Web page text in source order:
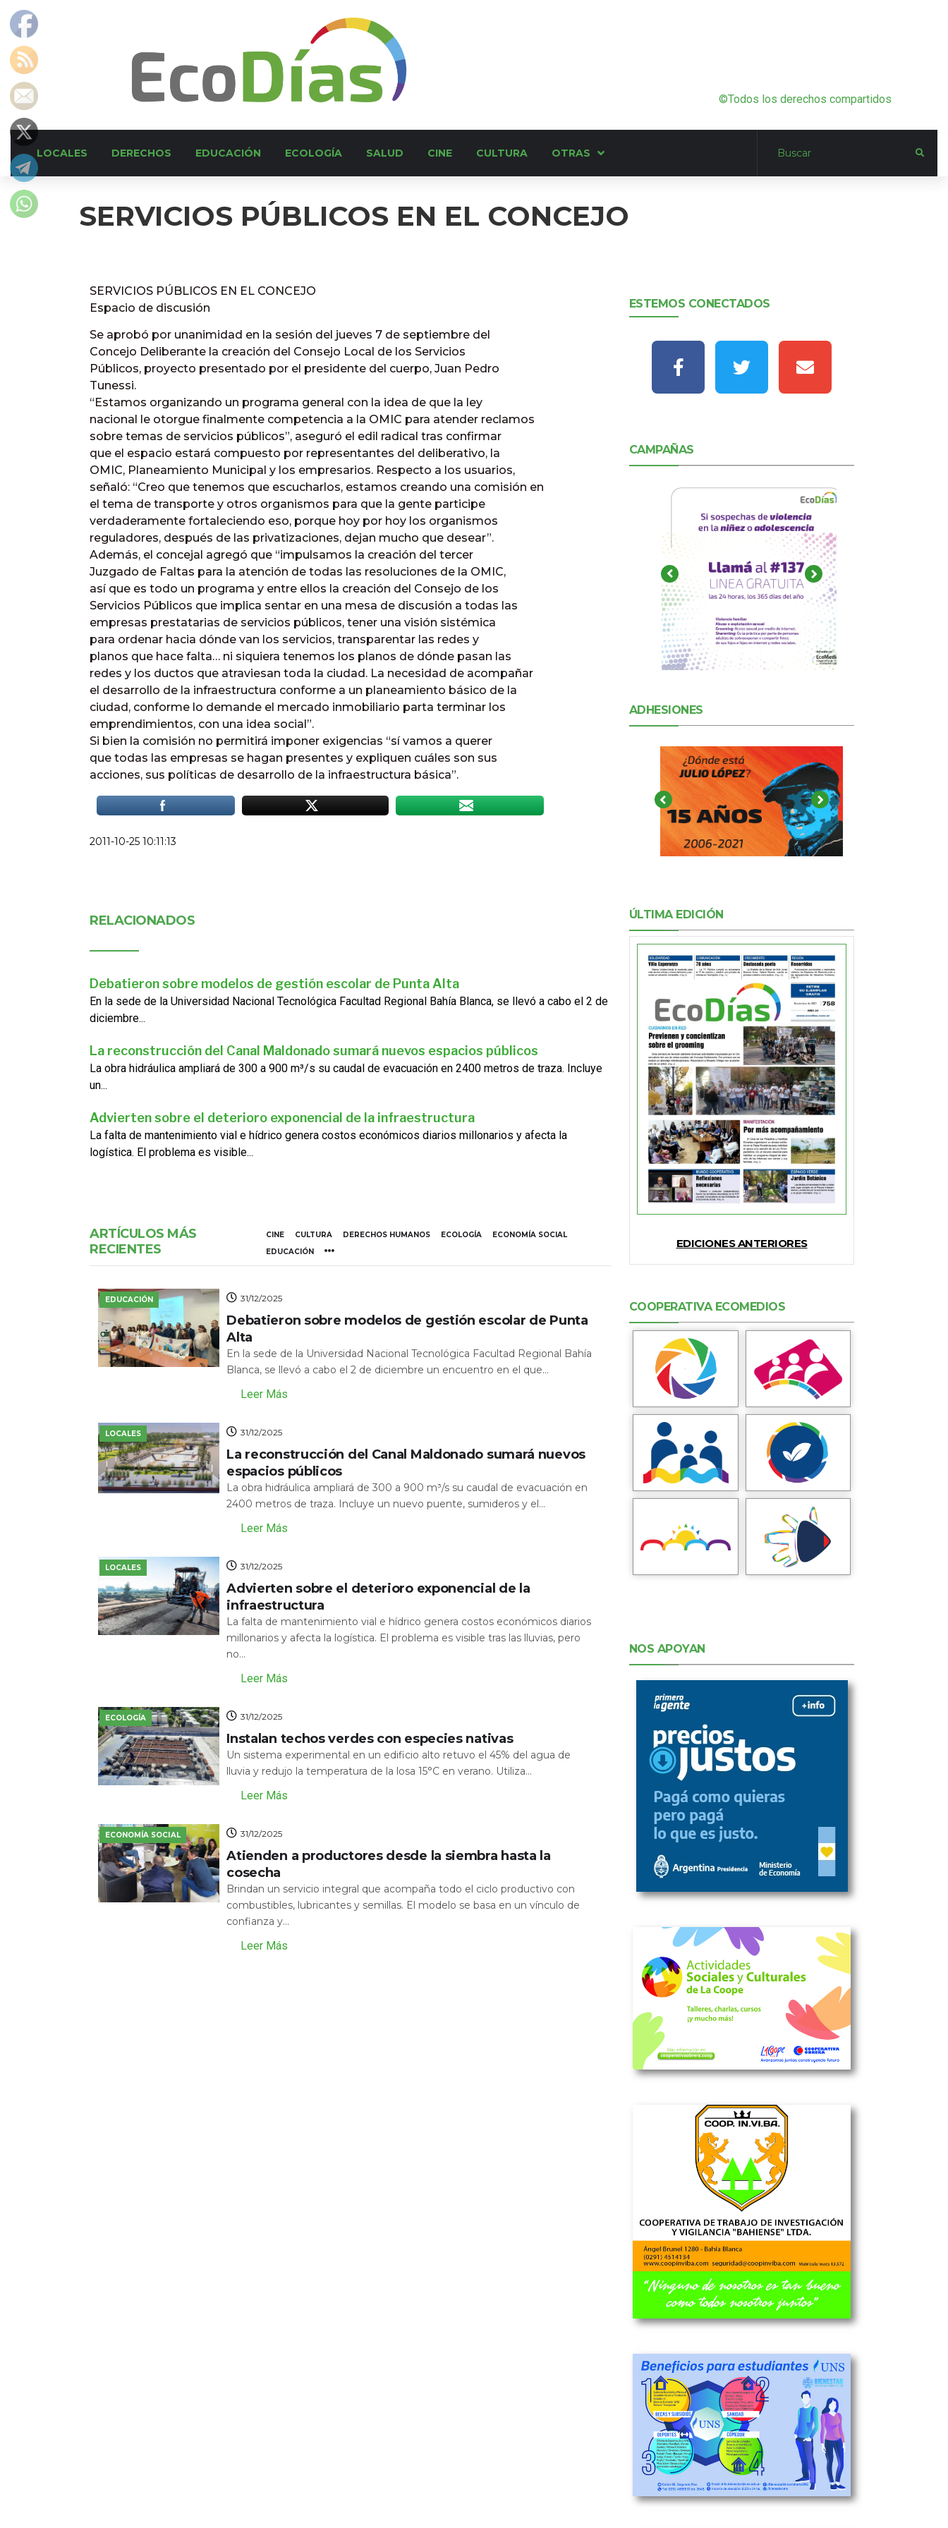
©Todos los derechos compartidos
LOCALES DERECHOS EDUCACIÓN ECOLOGÍA SALUD CINE CULTURA OTRAS
SERVICIOS PÚBLICOS EN EL CONCEJO
SERVICIOS PÚBLICOS EN EL CONCEJO
Espacio de discusión
Se aprobó por unanimidad en la sesión del jueves 7 de septiembre del
Concejo Deliberante la creación del Consejo Local de los Servicios
Públicos, proyecto presentado por el presidente del cuerpo, Juan Pedro
Tunessi.
“Estamos organizando un programa general con la idea de que la ley
nacional le otorgue finalmente competencia a la OMIC para atender reclamos
sobre temas de servicios públicos”, aseguró el edil radical tras confirmar
que el espacio estará compuesto por representantes del deliberativo, la
OMIC, Planeamiento Municipal y los empresarios. Respecto a los usuarios,
señaló: “Creo que tenemos que escucharlos, estamos creando una comisión en
el tema de transporte y otros organismos para que la gente participe
verdaderamente fortaleciendo eso, porque hoy por hoy los organismos
reguladores, después de las privatizaciones, dejan mucho que desear”.
Además, el concejal agregó que “impulsamos la creación del tercer
Juzgado de Faltas para la atención de todas las resoluciones de la OMIC,
así que es todo un programa y entre ellos la creación del Consejo de los
Servicios Públicos que implica sentar en una mesa de discusión a todas las
empresas prestatarias de servicios públicos, tener una visión sistémica
para ordenar hacia dónde van los servicios, transparentar las redes y
planos que hace falta… ni siquiera tenemos los planos de dónde pasan las
redes y los ductos que atraviesan toda la ciudad. La necesidad de acompañar
el desarrollo de la infraestructura conforme a un planeamiento básico de la
ciudad, conforme lo demande el mercado inmobiliario parta terminar los
emprendimientos, con una idea social”.
Si bien la comisión no permitirá imponer exigencias “sí vamos a querer
que todas las empresas se hagan presentes y expliquen cuáles son sus
acciones, sus políticas de desarrollo de la infraestructura básica”.
2011-10-25 10:11:13
RELACIONADOS
Debatieron sobre modelos de gestión escolar de Punta Alta
En la sede de la Universidad Nacional Tecnológica Facultad Regional Bahía Blanca, se llevó a cabo el 2 de
diciembre...
La reconstrucción del Canal Maldonado sumará nuevos espacios públicos
La obra hidráulica ampliará de 300 a 900 m³/s su caudal de evacuación en 2400 metros de traza. Incluye
un...
Advierten sobre el deterioro exponencial de la infraestructura
La falta de mantenimiento vial e hídrico genera costos económicos diarios millonarios y afecta la
logística. El problema es visible...
ARTÍCULOS MÁS
RECIENTES
CINE CULTURA DERECHOS HUMANOS ECOLOGÍA
ECONOMÍA SOCIAL
EDUCACIÓN
EDUCACIÓN 31/12/2025
Debatieron sobre modelos de gestión escolar de Punta
Alta
En la sede de la Universidad Nacional Tecnológica Facultad Regional Bahía
Blanca, se llevó a cabo el 2 de diciembre un encuentro en el que...
Leer Más
LOCALES 31/12/2025
La reconstrucción del Canal Maldonado sumará nuevos
espacios públicos
La obra hidráulica ampliará de 300 a 900 m³/s su caudal de evacuación en
2400 metros de traza. Incluye un nuevo puente, sumideros y el...
Leer Más
LOCALES 31/12/2025
Advierten sobre el deterioro exponencial de la
infraestructura
La falta de mantenimiento vial e hídrico genera costos económicos diarios
millonarios y afecta la logística. El problema es visible tras las lluvias, pero
no...
Leer Más
ECOLOGÍA 31/12/2025
Instalan techos verdes con especies nativas
Un sistema experimental en un edificio alto retuvo el 45% del agua de
lluvia y redujo la temperatura de la losa 15°C en verano. Utiliza...
Leer Más
ECONOMÍA SOCIAL 31/12/2025
Atienden a productores desde la siembra hasta la
cosecha
Brindan un servicio integral que acompaña todo el ciclo productivo con
combustibles, lubricantes y semillas. El modelo se basa en un vínculo de
confianza y...
Leer Más
ESTEMOS CONECTADOS
CAMPAÑAS
ADHESIONES
ÚLTIMA EDICIÓN
EDICIONES ANTERIORES
COOPERATIVA ECOMEDIOS
NOS APOYAN